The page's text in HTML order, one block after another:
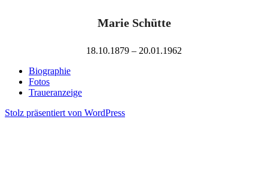
Marie Schütte
18.10.1879 – 20.01.1962
Biographie
Fotos
Traueranzeige
Stolz präsentiert von WordPress